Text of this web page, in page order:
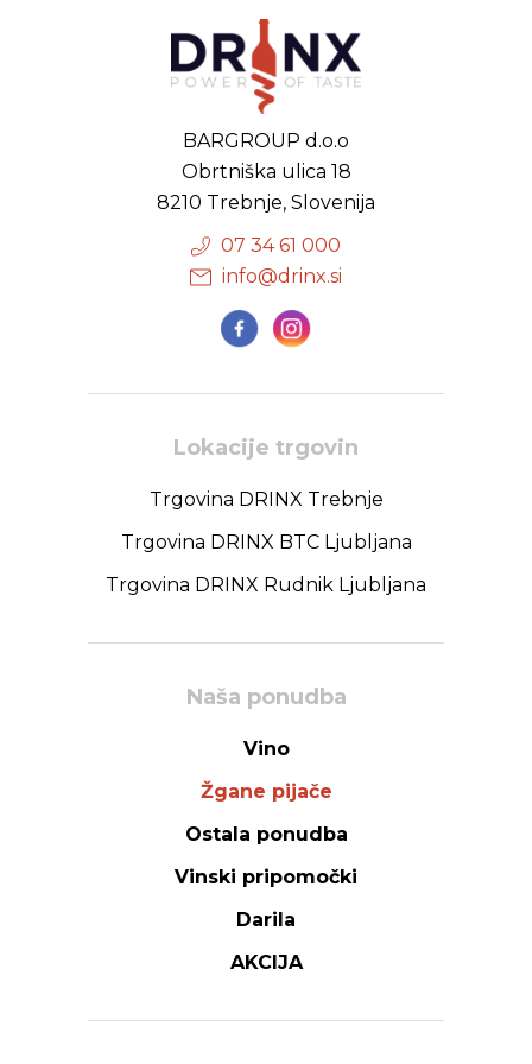
BARGROUP d.o.o
Obrtniška ulica 18
8210 Trebnje, Slovenija
07 34 61 000
info@drinx.si
Lokacije trgovin
Trgovina DRINX Trebnje
Trgovina DRINX BTC Ljubljana
Trgovina DRINX Rudnik Ljubljana
Naša ponudba
Vino
Žgane pijače
Ostala ponudba
Vinski pripomočki
Darila
AKCIJA